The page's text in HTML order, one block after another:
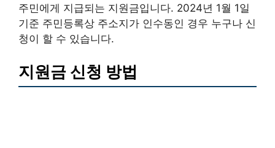
주민에게 지급되는 지원금입니다. 2024년 1월 1일
기준 주민등록상 주소지가 인수동인 경우 누구나 신
청이 할 수 있습니다.
지원금 신청 방법